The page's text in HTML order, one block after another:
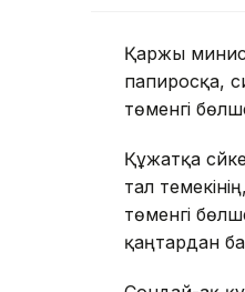
Қаржы
папиросқа,
төменгі
Құжатқа
тал
төменгі
қаңтардан